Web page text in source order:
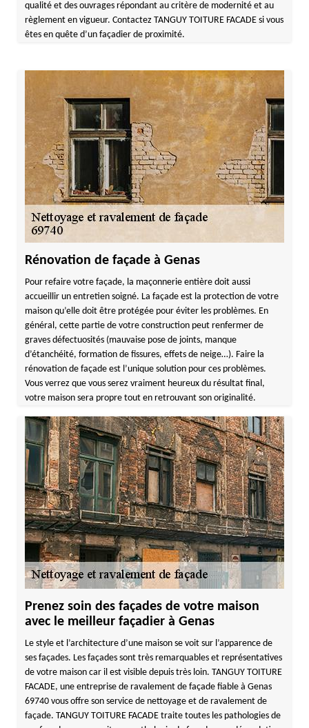
qualité et des ouvrages répondant au critère de modernité et au
règlement en vigueur. Contactez TANGUY TOITURE FACADE si vous
êtes en quête d’un façadier de proximité.
Rénovation de façade à Genas
Pour refaire votre façade, la maçonnerie entière doit aussi
accueillir un entretien soigné. La façade est la protection de votre
maison qu’elle doit être protégée pour éviter les problèmes. En
général, cette partie de votre construction peut renfermer de
graves défectuosités (mauvaise pose de joints, manque
d’étanchéité, formation de fissures, effets de neige…). Faire la
rénovation de façade est l’unique solution pour ces problèmes.
Vous verrez que vous serez vraiment heureux du résultat final,
votre maison sera propre tout en retrouvant son originalité.
Prenez soin des façades de votre maison
avec le meilleur façadier à Genas
Le style et l’architecture d’une maison se voit sur l’apparence de
ses façades. Les façades sont très remarquables et représentatives
de votre maison car il est visible depuis très loin. TANGUY TOITURE
FACADE, une entreprise de ravalement de façade fiable à Genas
69740 vous offre son service de nettoyage et de ravalement de
façade. TANGUY TOITURE FACADE traite toutes les pathologies de